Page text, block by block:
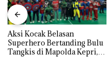
Aksi Kocak Belasan
Superhero Bertanding Bulu
Tangkis di Mapolda Kepri,